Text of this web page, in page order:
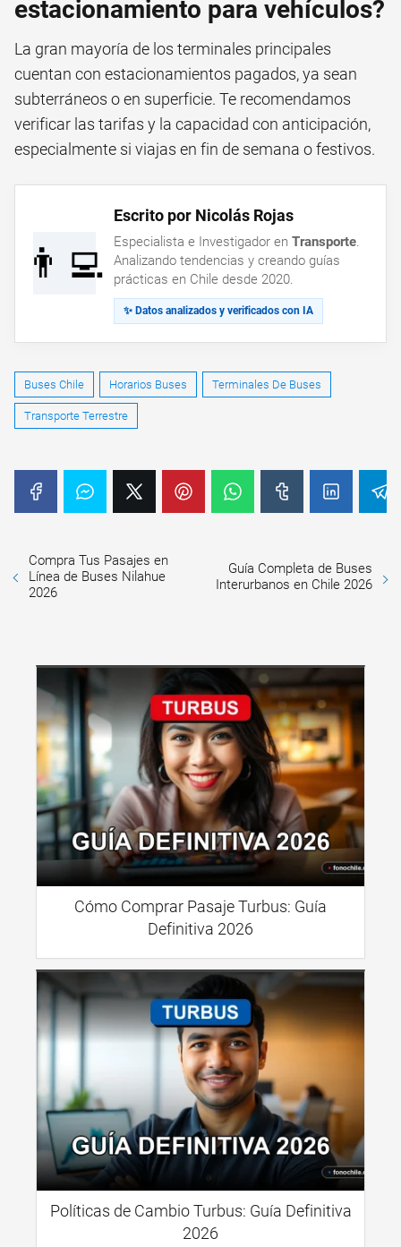
estacionamiento para vehículos?
La gran mayoría de los terminales principales
cuentan con estacionamientos pagados, ya sean
subterráneos o en superficie. Te recomendamos
verificar las tarifas y la capacidad con anticipación,
especialmente si viajas en fin de semana o festivos.
👨‍💻
Escrito por Nicolás Rojas
Especialista e Investigador en Transporte.
Analizando tendencias y creando guías
prácticas en Chile desde 2020.
✨ Datos analizados y verificados con IA
Buses Chile Horarios Buses Terminales De Buses
Transporte Terrestre
Compra Tus Pasajes en
Línea de Buses Nilahue
2026
Guía Completa de Buses
Interurbanos en Chile 2026
Cómo Comprar Pasaje Turbus: Guía
Definitiva 2026
Políticas de Cambio Turbus: Guía Definitiva
2026